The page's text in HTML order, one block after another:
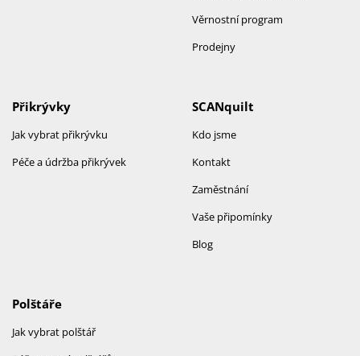
Věrnostní program
Prodejny
SCANquilt
Kdo jsme
Kontakt
Zaměstnání
Vaše připomínky
Blog
Přikrývky
Jak vybrat přikrývku
Péče a údržba přikrývek
Polštáře
Jak vybrat polštář